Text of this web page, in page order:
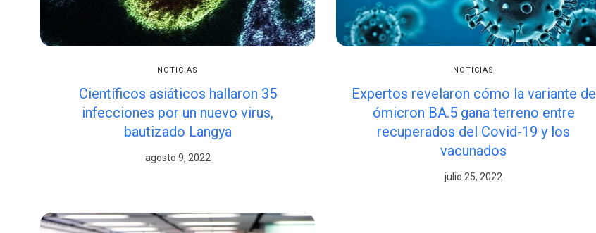
NOTICIAS
Científicos asiáticos hallaron 35
infecciones por un nuevo virus,
bautizado Langya
agosto 9, 2022
NOTICIAS
Expertos revelaron cómo la variante de
ómicron BA.5 gana terreno entre
recuperados del Covid-19 y los
vacunados
julio 25, 2022